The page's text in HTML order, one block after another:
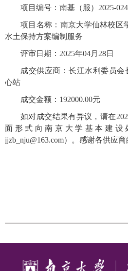
项目编号：南基（服）2025-024
项目名称：南京大学仙林校区
水土保持方案编制服务
评审日期：2025年04月28日
成交供应商：长江水利委员
心站
成交金额：192000.00元
如对成交结果有异议，请在
面形式向南京大学基本建设
jjzb_nju@163.com）。感谢各供应商